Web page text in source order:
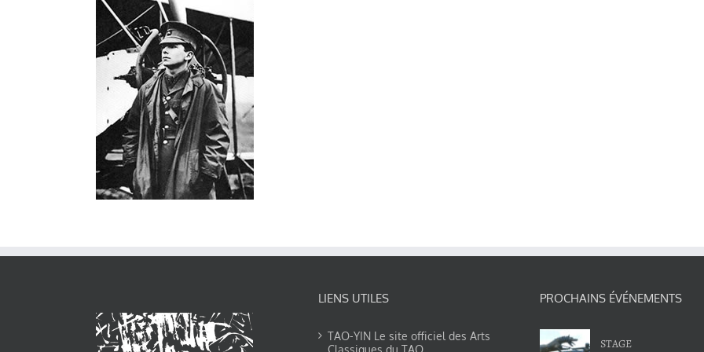
LIENS UTILES
TAO-YIN Le site officiel des Arts
Classiques du TAO
PROCHAINS ÉVÉNEMENTS
STAGE